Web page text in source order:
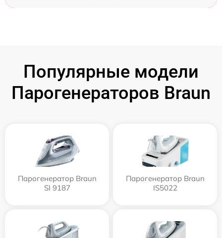
Популярные модели
Парогенераторов Braun
Парогенератор Braun
SI 9187
Парогенератор Braun
IS5022